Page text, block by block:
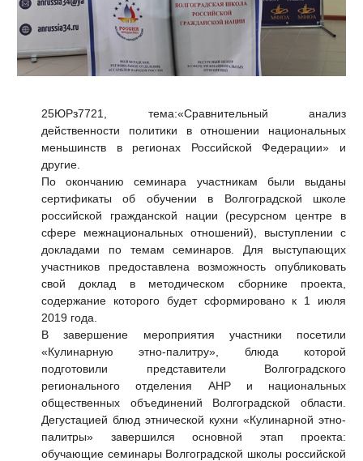
25ЮРз7721, тема:«Сравнительный анализ
действенности политики в отношении национальных
меньшинств в регионах Российской Федерации» и
другие.
По окончанию семинара участникам были выданы
сертификаты об обучении в Волгоградской школе
российской гражданской нации (ресурсном центре в
сфере межнациональных отношений), выступлении с
докладами по темам семинаров. Для выступающих
участников предоставлена возможность опубликовать
свой доклад в методическом сборнике проекта,
содержание которого будет сформировано к 1 июля
2019 года.
В завершение мероприятия участники посетили
«Кулинарную этно-палитру», блюда которой
подготовили представители Волгоградского
регионального отделения АНР и национальных
общественных объединений Волгоградской области.
Дегустацией блюд этнической кухни «Кулинарной этно-
палитры» завершился основной этап проекта:
обучающие семинары Волгоградской школы российской